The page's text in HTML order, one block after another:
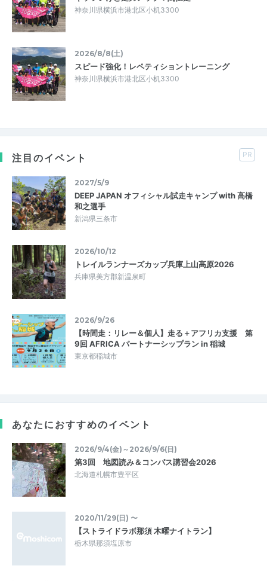
神奈川県横浜市港北区小机3300
2026/8/8(土)
スピード強化！レペティショントレーニング
神奈川県横浜市港北区小机3300
注目のイベント PR
2027/5/9
DEEP JAPAN オフィシャル試走キャンプ with 高橋
和之選手
新潟県三条市
2026/10/12
トレイルランナーズカップ兵庫上山高原2026
兵庫県美方郡新温泉町
2026/9/26
【時間走：リレー＆個人】走る＋アフリカ支援 第
9回 AFRICA パートナーシップラン in 稲城
東京都稲城市
あなたにおすすめのイベント
2026/9/4(金)～2026/9/6(日)
第3回 地図読み＆コンパス講習会2026
北海道札幌市豊平区
2020/11/29(日) 〜
【ストライドラボ那須 木曜ナイトラン】
栃木県那須塩原市